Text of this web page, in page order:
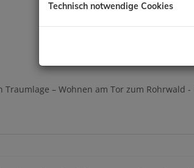
Technisch notwendige Cookies